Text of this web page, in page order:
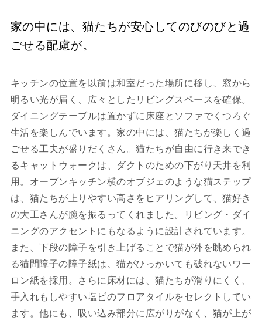
家の中には、猫たちが安心してのびのびと過
ごせる配慮が。
キッチンの位置を以前は和室だった場所に移し、窓から
明るい光が届く、広々としたリビングスペースを確保。
ダイニングテーブルは置かずに床座とソファでくつろぐ
生活を楽しんでいます。家の中には、猫たちが楽しく過
ごせる工夫が盛りだくさん。猫たちが自由に行き来でき
るキャットウォークは、ダクトのための下がり天井を利
用。オープンキッチン横のオブジェのような猫ステップ
は、猫たちが上りやすい高さをヒアリングして、猫好き
の大工さんが腕を振るってくれました。リビング・ダイ
ニングのアクセントにもなるように設計されています。
また、下段の障子を引き上げることで猫が外を眺められ
る猫間障子の障子紙は、猫がひっかいても破れないワー
ロン紙を採用。さらに床材には、猫たちが滑りにくく、
手入れもしやすい塩ビのフロアタイルをセレクトしてい
ます。他にも、吸い込み部分に広がりがなく、猫が上が